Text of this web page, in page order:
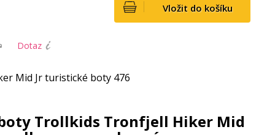
Vložit do košíku
Dotaz
Mid Jr turistické boty 476
Trollkids Tronfjell Hiker Mid